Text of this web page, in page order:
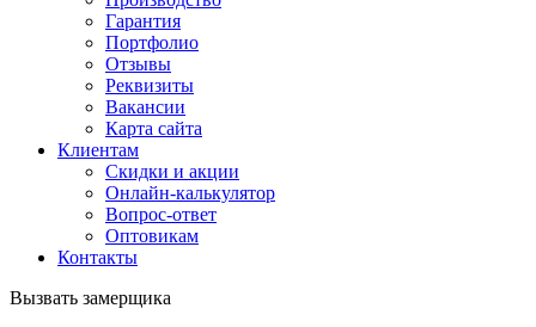
Гарантия
Портфолио
Отзывы
Реквизиты
Вакансии
Карта сайта
Клиентам
Скидки и акции
Онлайн-калькулятор
Вопрос-ответ
Оптовикам
Контакты
Вызвать замерщика